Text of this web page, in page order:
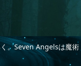
。Seven Angelsは魔